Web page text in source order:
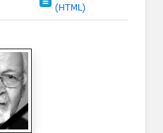
(HTML)